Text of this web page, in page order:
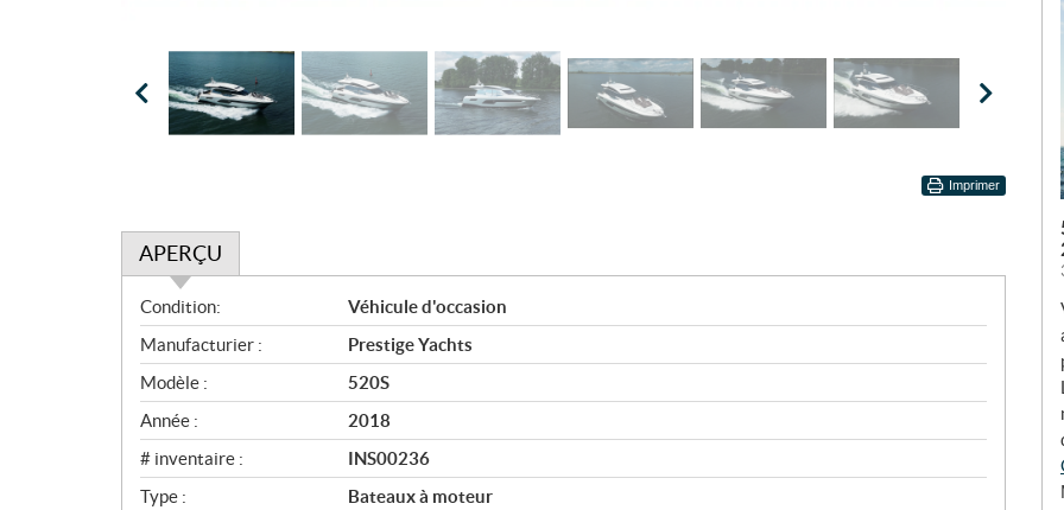
Imprimer
APERÇU
A
p
e
r
ç
u
Condition:
Véhicule d'occasion
Manufacturier :
Prestige Yachts
Modèle :
520S
Année :
2018
# inventaire :
INS00236
Type :
Bateaux à moteur